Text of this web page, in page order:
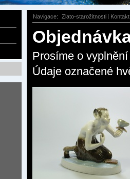
Navigace: Zlato-starožitnosti Kontakt
Prosíme o
Údaje označené